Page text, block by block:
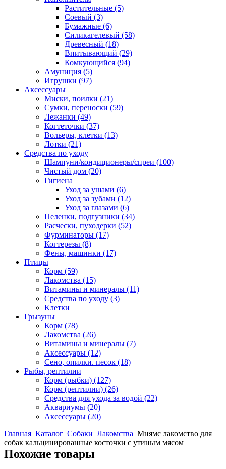
Растительные (5)
Соевый (3)
Бумажные (6)
Силикагелевый (58)
Древесный (18)
Впитывающий (29)
Комкующийся (94)
Амуниция (5)
Игрушки (97)
Аксессуары
Миски, поилки (21)
Сумки, переноски (59)
Лежанки (49)
Когтеточки (37)
Вольеры, клетки (13)
Лотки (21)
Средства по уходу
Шампуни/кондиционеры/спреи (100)
Чистый дом (20)
Гигиена
Уход за ушами (6)
Уход за зубами (12)
Уход за глазами (6)
Пеленки, подгузники (34)
Расчески, пуходерки (52)
Фурминаторы (17)
Когтерезы (8)
Фены, машинки (17)
Птицы
Корм (59)
Лакомства (15)
Витамины и минералы (11)
Средства по уходу (3)
Клетки
Грызуны
Корм (78)
Лакомства (26)
Витамины и минералы (7)
Аксессуары (12)
Сено, опилки. песок (18)
Рыбы, рептилии
Корм (рыбки) (127)
Корм (рептилии) (26)
Средства для ухода за водой (22)
Аквариумы (20)
Аксессуары (20)
Главная Каталог Собаки Лакомства Мнямс лакомство для
собак кальцинированные косточки с утиным мясом
Похожие товары